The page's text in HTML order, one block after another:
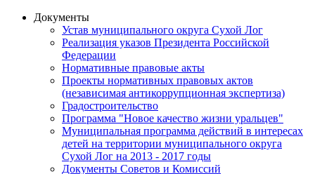
Документы
Устав муниципального округа Сухой Лог
Реализация указов Президента Российской
Федерации
Нормативные правовые акты
Проекты нормативных правовых актов
(независимая антикоррупционная экспертиза)
Градостроительство
Программа "Новое качество жизни уральцев"
Муниципальная программа действий в интересах
детей на территории муниципального округа
Сухой Лог на 2013 - 2017 годы
Документы Советов и Комиссий